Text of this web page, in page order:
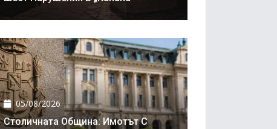
05/08/2026
Столичната Община: Имотът С